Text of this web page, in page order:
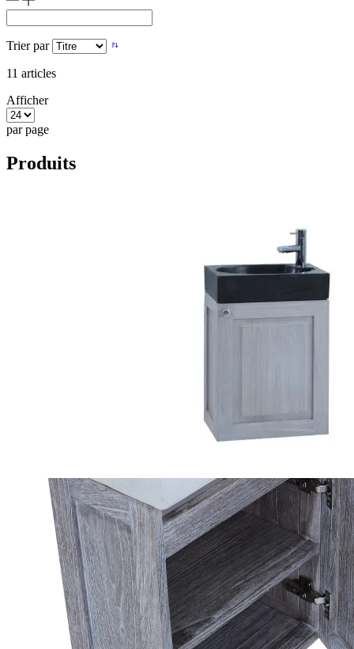
Trier par
11 articles
Afficher
par page
Produits